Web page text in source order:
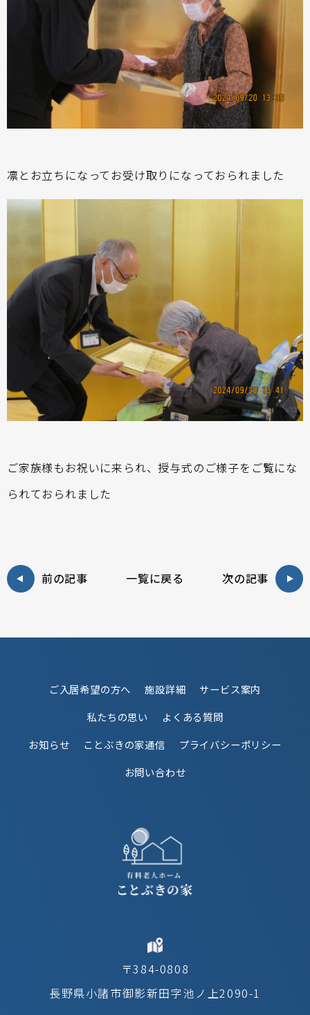
凛とお立ちになってお受け取りになっておられました
ご家族様もお祝いに来られ、授与式のご様子をご覧にな
られておられました
前の記事 一覧に戻る 次の記事
〒384-0808
長野県小諸市御影新田字池ノ上2090-1
ご入居希望の方へ 施設詳細
サービス案内
私たちの思い
よくある質問
お知らせ
ことぶきの家通信
プライバシーポリシー
お問い合わせ